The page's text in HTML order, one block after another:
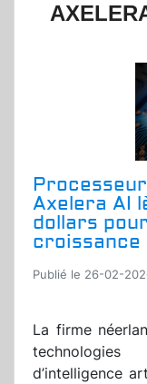
Processeur
Axelera AI
dollars
croissance
Publié le 26-02-
La firme
d’intelligence